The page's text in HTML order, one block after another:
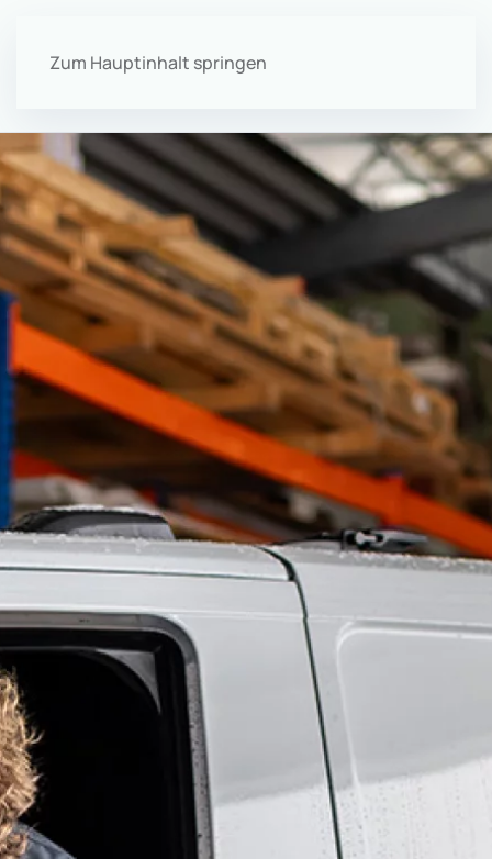
Zum Hauptinhalt springen